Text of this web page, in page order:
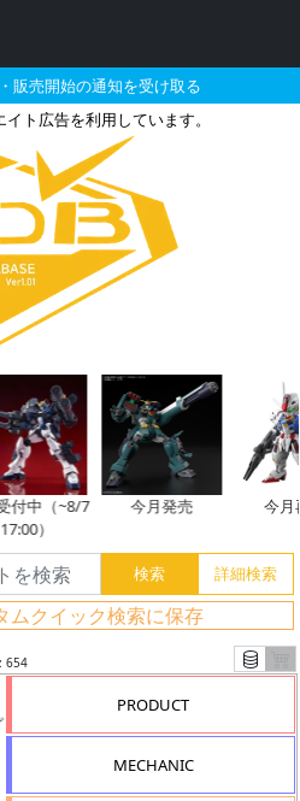
販売開始の通知を受け取る
ト広告を利用しています。
Ver.Kaとそれに
（~8/7
）
今月発売 今月再
ムクイック検索に保存
654
PRODUCT
MECHANIC